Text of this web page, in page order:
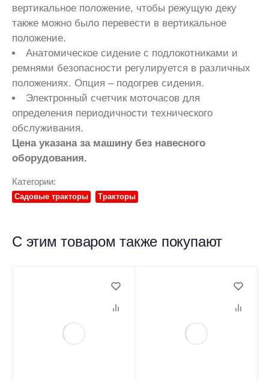
вертикальное положение, чтобы режущую деку
также можно было перевести в вертикальное
положение.
Анатомическое сидение с подлокотниками и
ремнями безопасности регулируется в различных
положениях. Опция – подогрев сидения.
Электронный счетчик моточасов для
определения периодичности технического
обслуживания.
Цена указана за машину без навесного
оборудования.
Категории:
Садовые тракторы Тракторы
С этим товаром также покупают